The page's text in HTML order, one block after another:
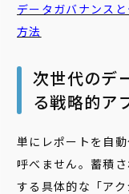
データガバナンス
方法
次世代のデ
る戦略的ア
単にレポートを自
呼べません。蓄積
する具体的な「ア